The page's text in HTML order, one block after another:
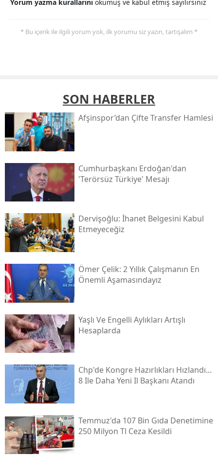
Yorum yazma kurallarını okumuş ve kabul etmiş sayılırsınız
* Bu içerik ile ilgili yorum yok, ilk yorumu siz yazın, tartışalım *
SON HABERLER
Afşinspor’dan Çifte Transfer Hamlesi
Cumhurbaşkanı Erdoğan'dan
'terörsüz Türkiye' Mesajı
Dervişoğlu: İhanet Belgesini Kabul
Etmeyeceğiz
Ömer Çelik: 2 Yıllık Çalışmanın En
Önemli Aşamasındayız
Yaşlı Ve Engelli Aylıkları Artışlı
Hesaplarda
Chp'de Kongre Hazırlıkları Hızlandı...
8 Ile Daha Yeni Il Başkanı Atandı
Temmuz'da 107 Bin Gıda Denetimine
250 Milyon Tl Ceza Kesildi